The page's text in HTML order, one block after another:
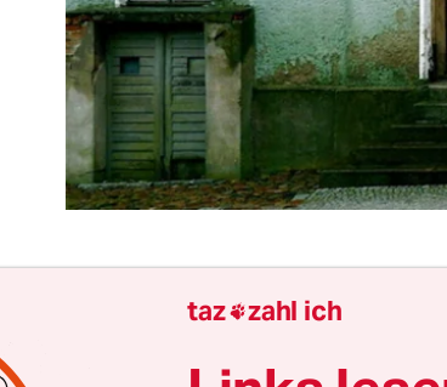
lebt nicht gern auf Pump. Wer
unter Verdacht, nicht mit Geld
taz zahl ich